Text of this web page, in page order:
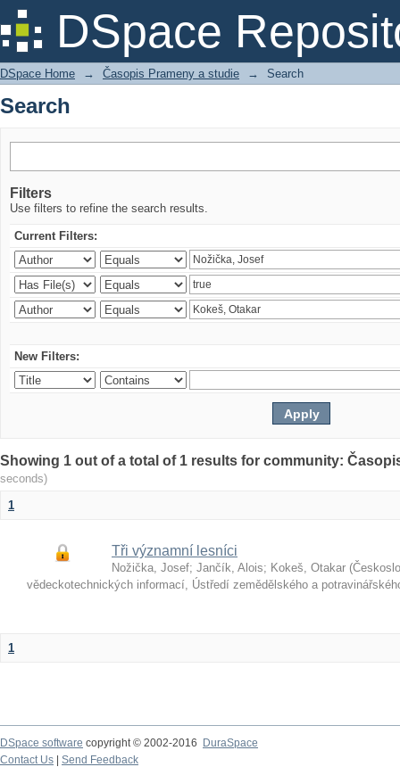
DSpace
Search
DSpace Home → Časopis Prameny a studie → Search
Search
Filters
Use filters to refine the search results.
Current Filters:
New Filters:
Showing 1 out of a total of 1 results for community:
seconds)
1
Tři významní lesníci
Nožička, Josef; Jančík, Alois; Kokeš, Otakar (
vědeckotechnických informací, Ústředí zemědělského a
1
DSpace software copyright © 2002-2016
DuraSpace
Contact Us
Send Feedback